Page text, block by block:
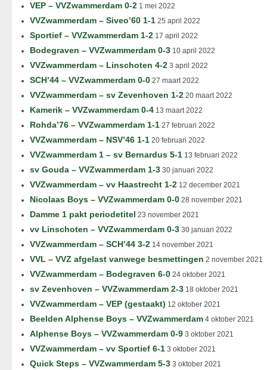
VEP – VVZwammerdam 0-2 1 mei 2022
VVZwammerdam – Siveo’60 1-1 25 april 2022
Sportief – VVZwammerdam 1-2 17 april 2022
Bodegraven – VVZwammerdam 0-3 10 april 2022
VVZwammerdam – Linschoten 4-2 3 april 2022
SCH’44 – VVZwammerdam 0-0 27 maart 2022
VVZwammerdam – sv Zevenhoven 1-2 20 maart 2022
Kamerik – VVZwammerdam 0-4 13 maart 2022
Rohda’76 – VVZwammerdam 1-1 27 februari 2022
VVZwammerdam – NSV’46 1-1 20 februari 2022
VVZwammerdam 1 – sv Bernardus 5-1 13 februari 2022
sv Gouda – VVZwammerdam 1-3 30 januari 2022
VVZwammerdam – vv Haastrecht 1-2 12 december 2021
Nicolaas Boys – VVZwammerdam 0-0 28 november 2021
Damme 1 pakt periodetitel 23 november 2021
vv Linschoten – VVZwammerdam 0-3 30 januari 2022
VVZwammerdam – SCH’44 3-2 14 november 2021
VVL – VVZ afgelast vanwege besmettingen 2 november 2021
VVZwammerdam – Bodegraven 6-0 24 oktober 2021
sv Zevenhoven – VVZwammerdam 2-3 18 oktober 2021
VVZwammerdam – VEP (gestaakt) 12 oktober 2021
Beelden Alphense Boys – VVZwammerdam 4 oktober 2021
Alphense Boys – VVZwammerdam 0-9 3 oktober 2021
VVZwammerdam – vv Sportief 6-1 3 oktober 2021
Quick Steps – VVZwammerdam 5-3 3 oktober 2021